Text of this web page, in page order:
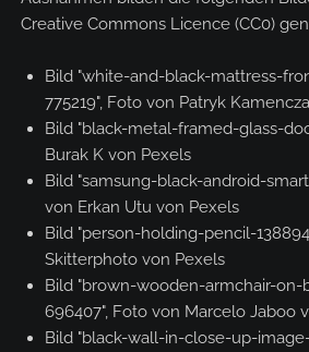
Creative Commons Licence (CC0)
Bild "white-and-black-mattress-
775219", Foto von Patryk
Bild "black-metal-framed-glass-
Burak K von Pexels
Bild "samsung-black-android-
von Erkan Utu von Pexels
Bild "person-holding-pencil-
Skitterphoto von Pexels
Bild "brown-wooden-armchair-
696407", Foto von Marcelo Jaboo
Bild "black-wall-in-close-up-